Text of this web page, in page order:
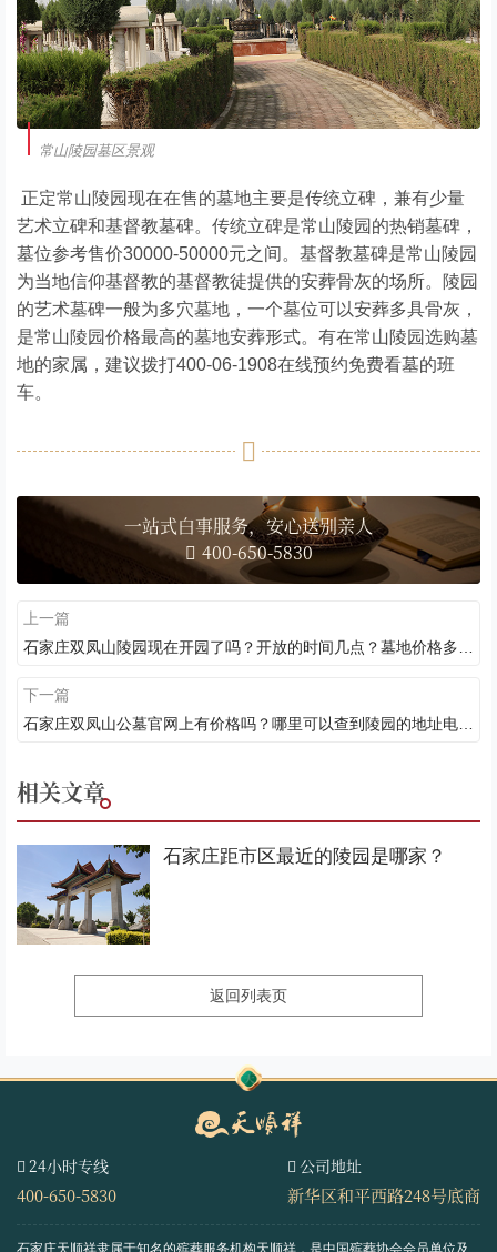
常山陵园墓区景观
正定常山陵园现在在售的墓地主要是传统立碑，兼有少量
艺术立碑和基督教墓碑。传统立碑是常山陵园的热销墓碑，
墓位参考售价30000-50000元之间。基督教墓碑是常山陵园
为当地信仰基督教的基督教徒提供的安葬骨灰的场所。陵园
的艺术墓碑一般为多穴墓地，一个墓位可以安葬多具骨灰，
是常山陵园价格最高的墓地安葬形式。有在常山陵园选购墓
地的家属，建议拨打400-06-1908在线预约免费看墓的班
车。
一站式白事服务，安心送别亲人
400-650-5830
上一篇
石家庄双凤山陵园现在开园了吗？开放的时间几点？墓地价格多少？
下一篇
石家庄双凤山公墓官网上有价格吗？哪里可以查到陵园的地址电话？
相关文章
石家庄距市区最近的陵园是哪家？
返回列表页
24小时专线
400-650-5830
公司地址
新华区和平西路248号底商